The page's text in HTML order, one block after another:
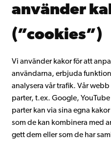
använder
(”cookies”)
Vi använder kakor för att
användarna, erbjuda
analysera vår trafik. Vår
parter, t.ex. Google,
parter kan via sina egna
som de kan kombinera med
gett dem eller som de har
Gå med i Åbo
Intranätet
Facebook InstagramYouTube